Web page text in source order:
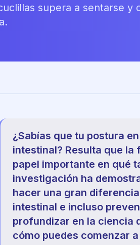
supera a sentarse
¿Sabías que tu postura
intestinal? Resulta que la
papel importante en qué
investigación ha
hacer una gran
intestinal e incluso
profundizar en la ciencia
cómo puedes comenzar